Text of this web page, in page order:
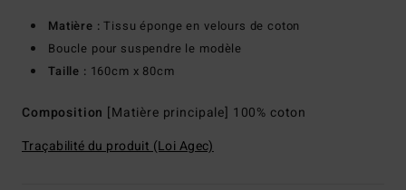
Matière :Tissu éponge en velours de coton
Boucle pour suspendre le modèle
Taille : 160cm x 80cm
Composition [Matière principale] 100% coton
Traçabilité du produit (Loi Agec)